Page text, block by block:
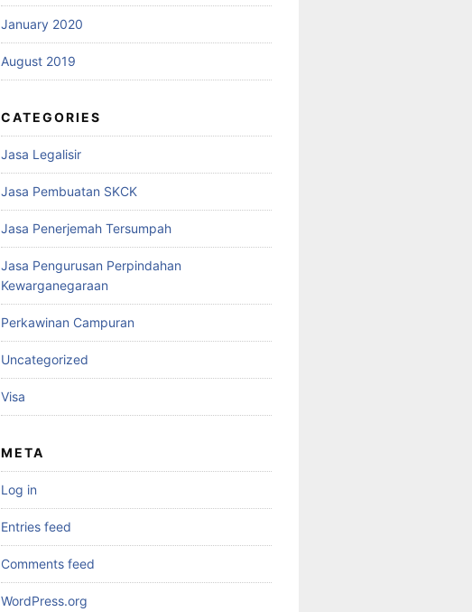
January 2020
August 2019
CATEGORIES
Jasa Legalisir
Jasa Pembuatan SKCK
Jasa Penerjemah Tersumpah
Jasa Pengurusan Perpindahan
Kewarganegaraan
Perkawinan Campuran
Uncategorized
Visa
META
Log in
Entries feed
Comments feed
WordPress.org